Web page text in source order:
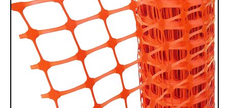
Rampa Móvil Hidráulica
carga 10ton
22.711.412
11.790.000
Juego Modular 35
QplayGround
$5.926.486
Leer más